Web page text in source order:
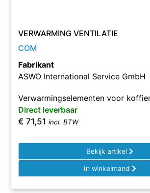
VERWARMING VENTILATIE
COM
Fabrikant
ASWO International Service GmbH
Verwarmingselementen voor
Direct leverbaar
€ 71,51 incl. BTW
Bekijk artikel
In winkelmand